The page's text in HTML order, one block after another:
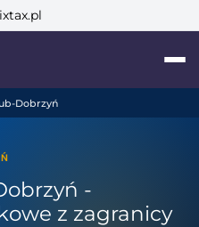
Dobrzyń
-
z zagranicy